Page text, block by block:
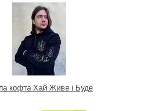
кофта Хай Живе і Буде